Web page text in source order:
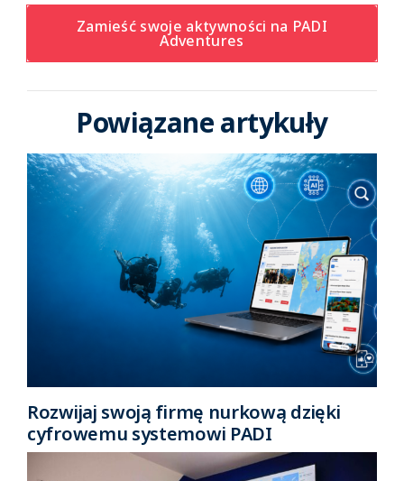
Zamieść swoje aktywności na PADI
Adventures
Powiązane artykuły
Rozwijaj swoją firmę nurkową dzięki
cyfrowemu systemowi PADI